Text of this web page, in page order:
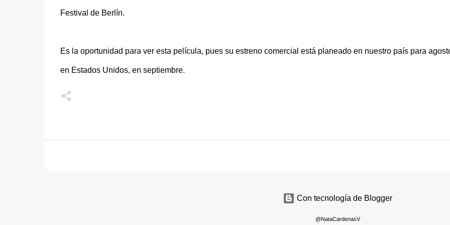
Festival de Berlín.
Es la oportunidad para ver esta película, pues su estreno comercial está planeado en nuestro país para
en Estados Unidos, en septiembre.
Con tecnología de Blogger
@NataCardenasV